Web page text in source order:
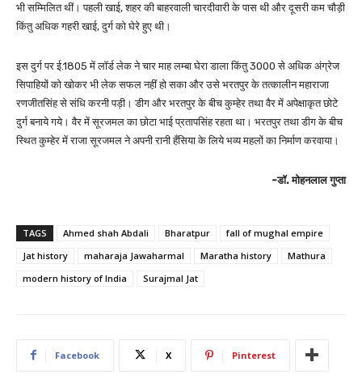
भी सम्मिलित थीं। पहली खाई, शहर की बाहरवाली चारदीवारी के पास थी और दूसरी कम चौड़ी
किंतु अधिक गहरी खाई, दुर्ग को घेरे हुए थी।
इस दुर्ग पर ई.1805 में लॉर्ड लेक ने चार माह लम्बा घेरा डाला किंतु 3000 से अधिक अंग्रेज
सिपाहियों को खोकर भी लेक सफल नहीं हो सका और उसे भरतपुर के तत्कालीन महाराजा
रणजीतसिंह से संधि करनी पड़ी। डीग और भरतपुर के बीच कुम्हेर तथा वैर में अपेक्षाकृत छोटे
दुर्ग बनाये गये। वैर में सूरजमल का छोटा भाई प्रतापसिंह रहता था। भरतपुर तथा डीग के बीच
स्थित कुम्हेर में राजा सूरजमल ने अपनी रानी हँसिया के लिये भव्य महलों का निर्माण करवाया।
-डॉ. मोहनलाल गुप्ता
TAGS Ahmed shah Abdali Bharatpur
fall of mughal empire
Jat history
maharaja Jawaharmal Maratha history
Mathura
modern history of India
Surajmal Jat
Facebook X Pinterest